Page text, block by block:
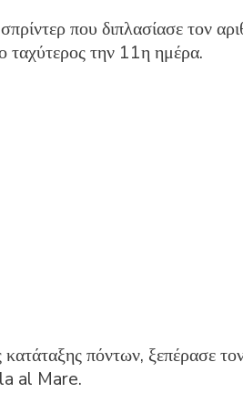
που διπλασίασε τον
ταχύτερος την 11η ημέρα.
κατάταξης πόντων, ξεπέρασε
al Mare.